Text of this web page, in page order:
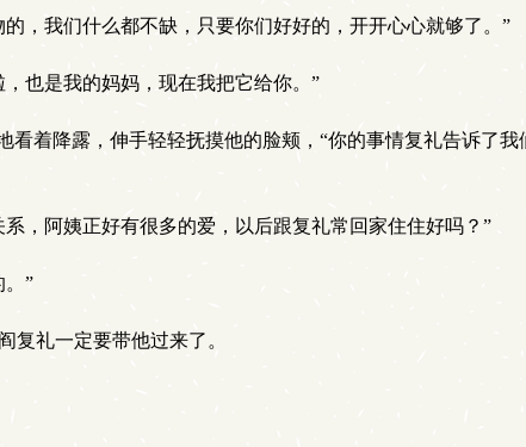
，我们什么都不缺，只要你们好好的，开开心心就够了。”
也是我的妈妈，现在我把它给你。”
看着降露，伸手轻轻抚摸他的脸颊，“你的事情复礼告诉了
，阿姨正好有很多的爱，以后跟复礼常回家住住好吗？”
。”
复礼一定要带他过来了。